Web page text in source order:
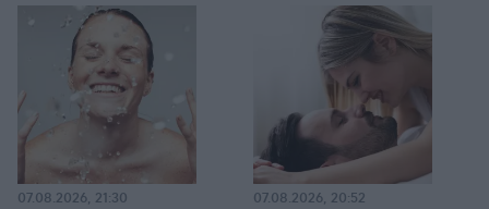
07.08.2026, 21:30 07.08.2026, 20:52